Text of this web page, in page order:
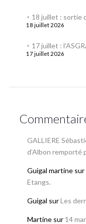
18 juillet : sortie
18 juillet 2026
17 juillet :
17 juillet 2026
GALLIERE
d’Albon remporté
Guigal martinesur
Etangs.
Guigal surLes
Martinesur 14